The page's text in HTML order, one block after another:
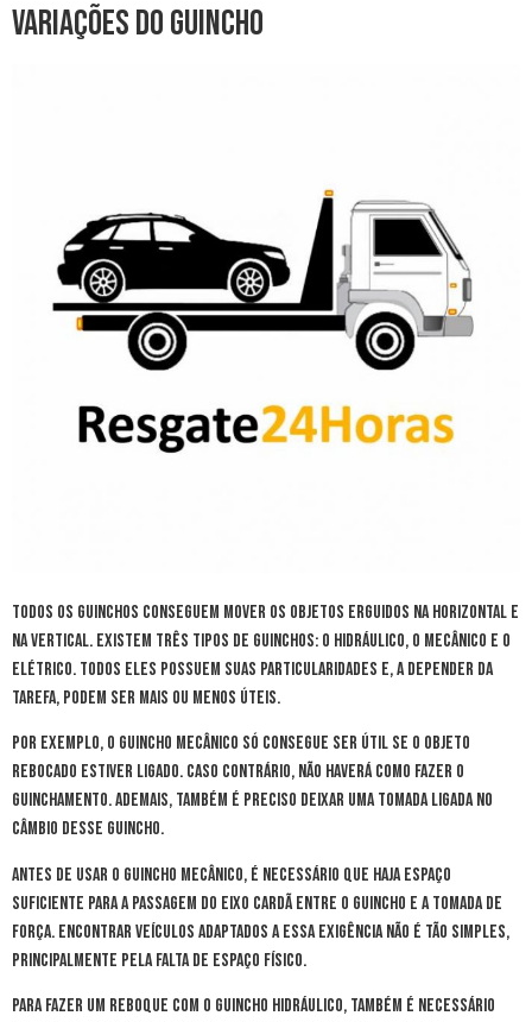
Variações do Guincho
Todos os guinchos conseguem mover os objetos erguidos na horizontal e
na vertical. Existem três tipos de guinchos: o hidráulico, o mecânico e o
elétrico. Todos eles possuem suas particularidades e, a depender da
tarefa, podem ser mais ou menos úteis.
Por exemplo, o guincho mecânico só consegue ser útil se o objeto
rebocado estiver ligado. Caso contrário, não haverá como fazer o
guinchamento. Ademais, também é preciso deixar uma tomada ligada no
câmbio desse guincho.
Antes de usar o guincho mecânico, é necessário que haja espaço
suficiente para a passagem do eixo cardã entre o guincho e a tomada de
força. Encontrar veículos adaptados a essa exigência não é tão simples,
principalmente pela falta de espaço físico.
Para fazer um reboque com o guincho hidráulico, também é necessário